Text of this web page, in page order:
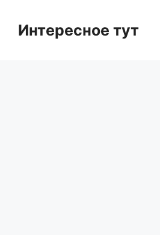
contentИнтересное тут